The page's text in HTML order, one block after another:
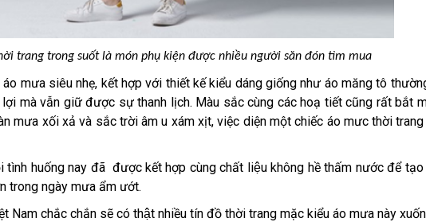
trang trong suốt là món phụ kiện được nhiều người săn đón tìm mua
mưa siêu nhẹ, kết hợp với thiết kế kiểu dáng giống như áo măng tô
mà vẫn giữ được sự thanh lịch. Màu sắc cùng các hoạ tiết cũng rất bắt
mưa xối xả và sắc trời âm u xám xịt, việc diện một chiếc áo mưc thời
huống nay đã được kết hợp cùng chất liệu không hề thấm nước để
trong ngày mưa ẩm ướt.
chắc chắn sẽ có thật nhiều tín đồ thời trang mặc kiểu áo mưa này